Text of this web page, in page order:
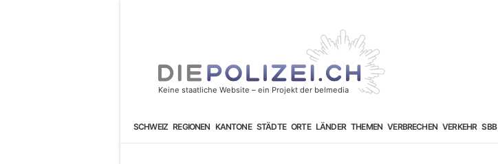
SCHWEIZ REGIONEN KANTONE STÄDTE ORTE LÄNDER THEMEN VERBRECHEN VERKEHR SBB